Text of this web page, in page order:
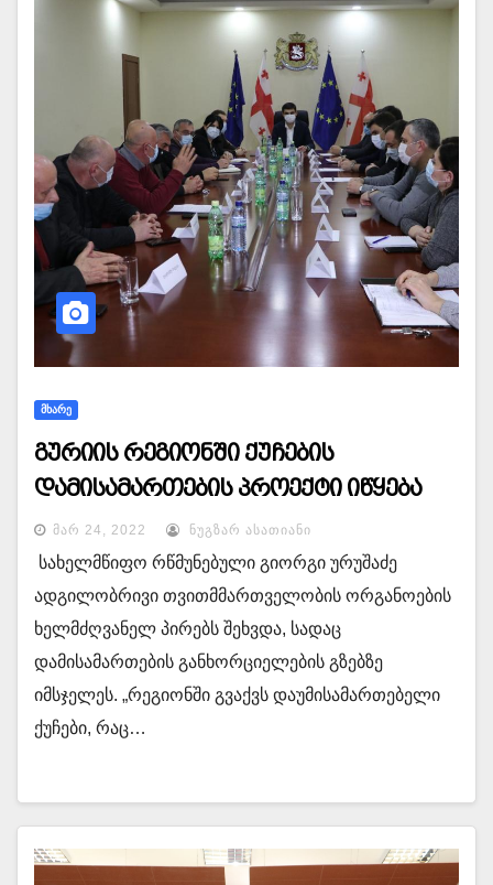
ᲛᲮᲐᲠᲔ
გურიის რეგიონში ქუჩების
დამისამართების პროექტი იწყება
ᲛᲐᲠ 24, 2022 ᲜᲣᲒᲖᲐᲠ ᲐᲡᲐᲗᲘᲐᲜᲘ
სახელმწიფო რწმუნებული გიორგი ურუშაძე
ადგილობრივი თვითმმართველობის ორგანოების
ხელმძღვანელ პირებს შეხვდა, სადაც
დამისამართების განხორციელების გზებზე
იმსჯელეს. „რეგიონში გვაქვს დაუმისამართებელი
ქუჩები, რაც…